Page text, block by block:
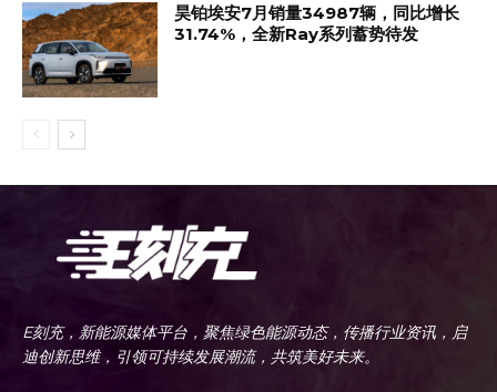
昊铂埃安7月销量34987辆，同比增长
31.74%，全新Ray系列蓄势待发
E刻充，新能源媒体平台，聚焦绿色能源动态，传播行业资讯，启
迪创新思维，引领可持续发展潮流，共筑美好未来。